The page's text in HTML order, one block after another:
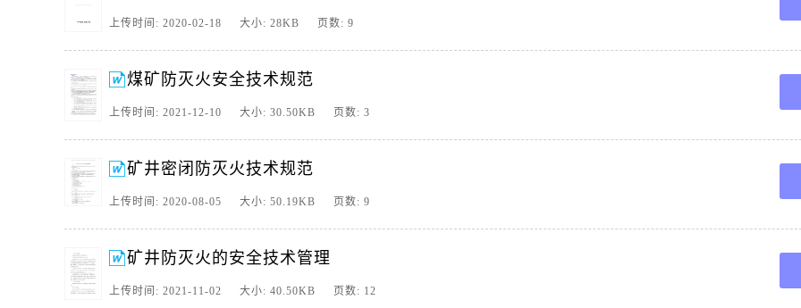
上传时间: 2020-02-18 大小: 28KB 页数: 9
煤矿防灭火安全技术规范
上传时间: 2021-12-10 大小: 30.50KB 页数: 3
矿井密闭防灭火技术规范
上传时间: 2020-08-05 大小: 50.19KB 页数: 9
矿井防灭火的安全技术管理
上传时间: 2021-11-02 大小: 40.50KB 页数: 12